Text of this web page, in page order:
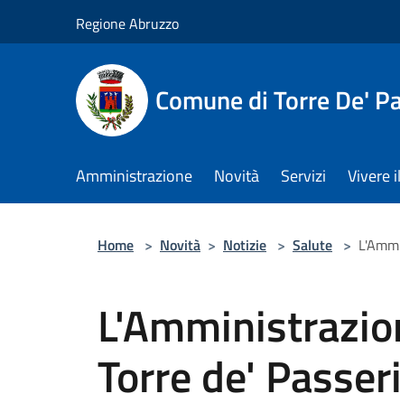
Regione Abruzzo
Comune di Torre De'
Amministrazione Novità Servizi Vivere
Home > Novità > Notizie > Salute >
Torre de'